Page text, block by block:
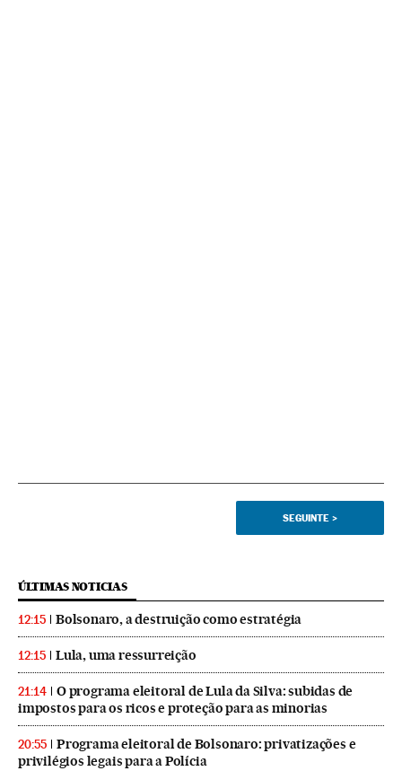
SEGUINTE >
ÚLTIMAS NOTICIAS
12:15 Bolsonaro, a destruição como estratégia
12:15 Lula, uma ressurreição
21:14
O programa eleitoral de Lula da Silva: subidas de
impostos para os ricos e proteção para as minorias
20:55
Programa eleitoral de Bolsonaro: privatizações e
privilégios legais para a Polícia